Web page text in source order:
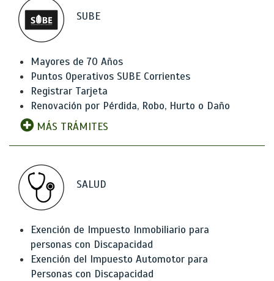
SUBE
Mayores de 70 Años
Puntos Operativos SUBE Corrientes
Registrar Tarjeta
Renovación por Pérdida, Robo, Hurto o Daño
MÁS TRÁMITES
SALUD
Exención de Impuesto Inmobiliario para
personas con Discapacidad
Exención del Impuesto Automotor para
Personas con Discapacidad